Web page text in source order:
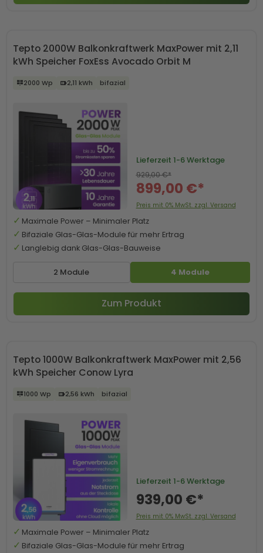
Tepto 2000W Balkonkraftwerk MaxPower mit 2,11
kWh Speicher FoxEss Avocado Orbit M
2000 Wp 2,11 kWh bifazial
2 Module 4 Module
Lieferzeit 1-6 Werktage
899,00 €*
929,00 €*
Preis mit 0% MwSt. zzgl. Versand
Maximale Power – Minimaler Platz
Bifaziale Glas-Glas-Module für mehr Ertrag
Langlebig dank Glas-Glas-Bauweise
Zum Produkt
Tepto 1000W Balkonkraftwerk MaxPower mit 2,56
kWh Speicher Conow Lyra
1000 Wp 2,56 kWh bifazial
Lieferzeit 1-6 Werktage
939,00 €*
Preis mit 0% MwSt. zzgl. Versand
Maximale Power – Minimaler Platz
Bifaziale Glas-Glas-Module für mehr Ertrag